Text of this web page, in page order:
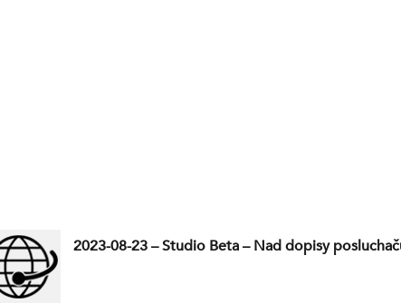
2023-08-23 – Studio Beta – Nad dopisy